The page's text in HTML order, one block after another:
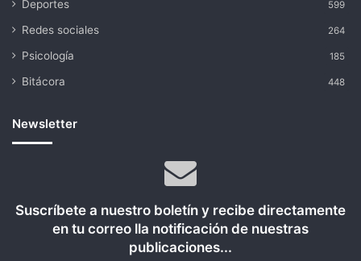
Deportes 599
Redes sociales 264
Psicología 185
Bitácora 448
Newsletter
Suscríbete a nuestro boletín y recibe directamente
en tu correo lla notificación de nuestras
publicaciones...